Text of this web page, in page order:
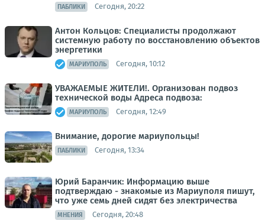
ПАБЛИКИ Сегодня, 20:22
Антон Кольцов: Специалисты продолжают
системную работу по восстановлению объектов
энергетики
МАРИУПОЛЬ Сегодня, 10:12
УВАЖАЕМЫЕ ЖИТЕЛИ!. Организован подвоз
технической воды Адреса подвоза:
МАРИУПОЛЬ Сегодня, 12:49
Внимание, дорогие мариупольцы!
ПАБЛИКИ Сегодня, 13:34
Юрий Баранчик: Информацию выше
подтверждаю - знакомые из Мариуполя пишут,
что уже семь дней сидят без электричества
МНЕНИЯ Сегодня, 20:48